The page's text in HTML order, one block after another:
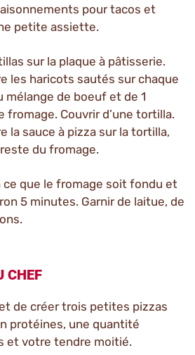
pour tacos et
petite assiette.
sur la plaque à pâtisserie.
les haricots sautés sur chaque
de boeuf et de 1
fromage. Couvrir d’une tortilla.
la sauce à pizza sur la tortilla,
du fromage.
ce que le fromage soit fondu et
5 minutes. Garnir de laitue, de
CHEF
de créer trois petites pizzas
protéines, une quantité
et votre tendre moitié.